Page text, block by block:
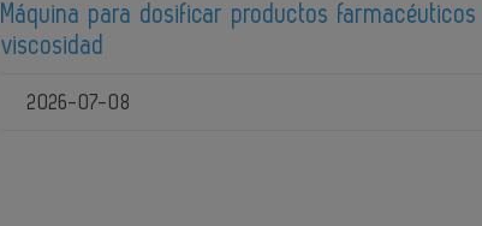
Máquina para dosificar productos
viscosidad
2026-07-08